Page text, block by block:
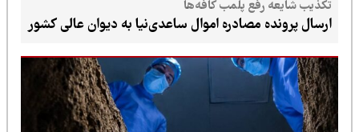
تکذیب شایعه رفع پلمب کافه‌ها
ارسال پرونده مصادره اموال ساعدی‌نیا به دیوان عالی کشور